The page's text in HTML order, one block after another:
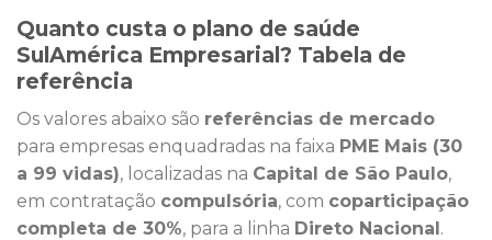
Quanto custa o plano de saúde
SulAmérica Empresarial? Tabela de
referência
Os valores abaixo são referências de mercado
para empresas enquadradas na faixa PME Mais (30
a 99 vidas), localizadas na Capital de São Paulo,
em contratação compulsória, com coparticipação
completa de 30%, para a linha Direto Nacional.